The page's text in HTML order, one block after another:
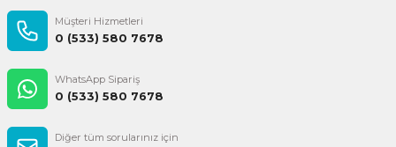
Müşteri Hizmetleri
0 (533) 580 7678
WhatsApp Sipariş
0 (533) 580 7678
Diğer tüm sorularınız için